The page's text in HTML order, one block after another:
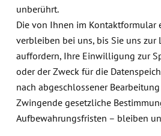
unberührt.
Die von Ihnen im Kontaktformular
verbleiben bei uns, bis Sie uns zur
auffordern, Ihre Einwilligung zur
oder der Zweck für die
nach abgeschlossener
Zwingende gesetzliche
Aufbewahrungsfristen – bleiben